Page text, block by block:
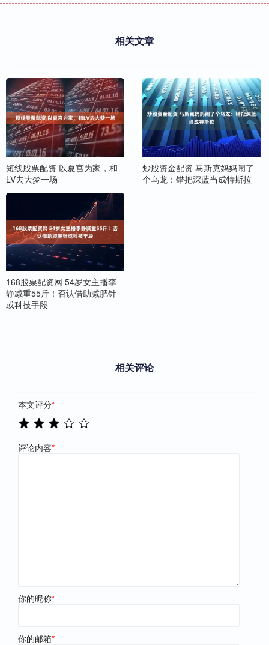
相关文章
短线股票配资 以夏宫为家，和
LV去大梦一场
炒股资金配资 马斯克妈妈闹了
个乌龙：错把深蓝当成特斯拉
168股票配资网 54岁女主播李
静减重55斤！否认借助减肥针
或科技手段
相关评论
本文评分*
评论内容*
你的昵称*
你的邮箱*